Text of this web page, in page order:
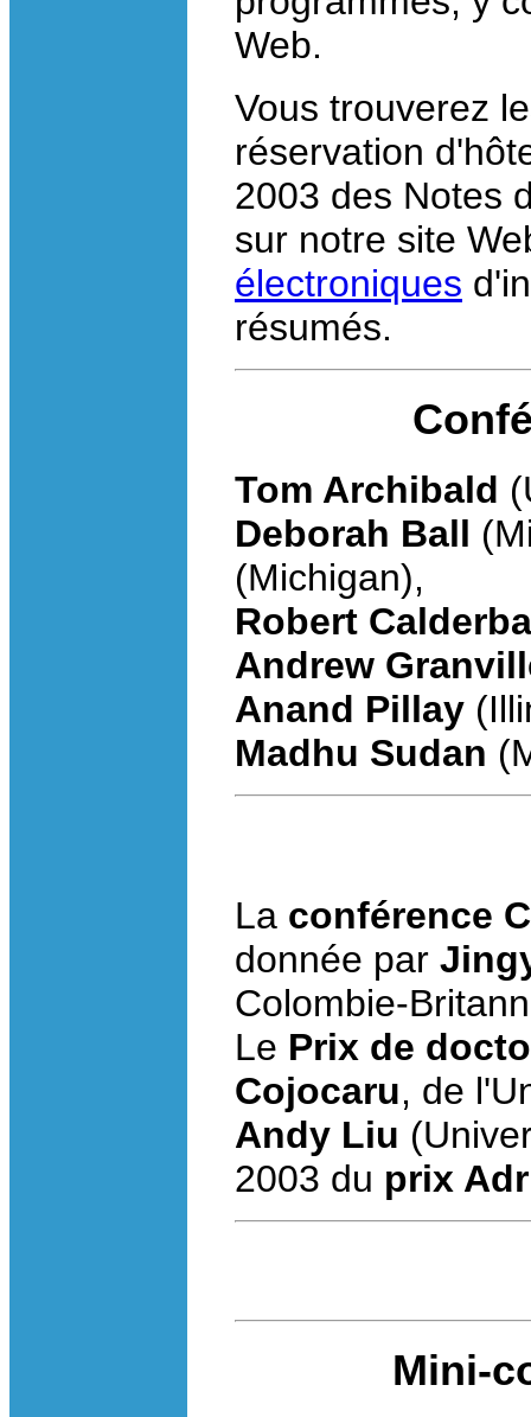
Web.
Vous trouverez
réservation
2003 des Notes
sur notre site
électroniques
résumés.
Tom Archibald
Deborah Ball
(Michigan),
Robert
Andrew
Anand Pillay
Madhu Sudan
La conférence
donnée par
Colombie-
Le Prix de
Cojocaru, de
Andy Liu
2003 du prix
Mini-